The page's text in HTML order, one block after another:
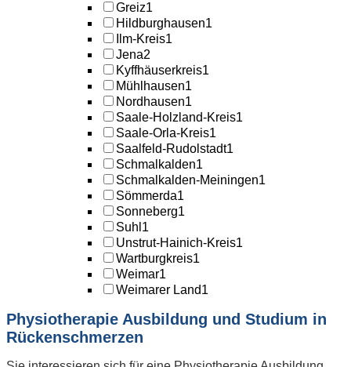
Greiz1
Hildburghausen1
Ilm-Kreis1
Jena2
Kyffhäuserkreis1
Mühlhausen1
Nordhausen1
Saale-Holzland-Kreis1
Saale-Orla-Kreis1
Saalfeld-Rudolstadt1
Schmalkalden1
Schmalkalden-Meiningen1
Sömmerda1
Sonneberg1
Suhl 1
Unstrut-Hainich-Kreis1
Wartburgkreis1
Weimar1
Weimarer Land1
Physiotherapie Ausbildung und Studium in
Rückenschmerzen